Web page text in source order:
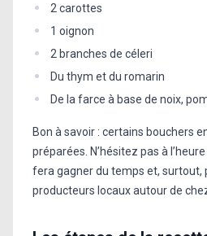
2 carottes
1 oignon
2 branches de céleri
Du thym et du romarin
De la farce à base de noix,
Bon à savoir : certains bouchers
préparées. N’hésitez pas à
fera gagner du temps et, surtout,
producteurs locaux autour de